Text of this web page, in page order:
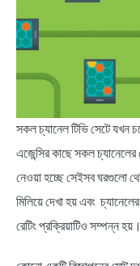
সকল চ্যানেল টিভি সেটে যখন
এজেন্সির কাছে সকল
নেওয়া হচ্ছে সেইসব ঘরগুলো
মিলিয়ে দেখা হয় এবং
রেটিং প্রক্রিয়াটিও সম্পন্ন হয়।